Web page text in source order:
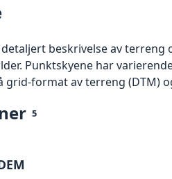
beskrivelse av
Punktskyene har
grid-format av terreng (DTM)
5